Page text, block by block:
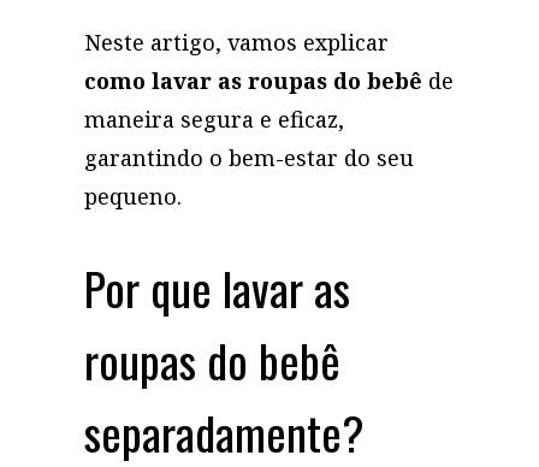
Neste artigo, vamos explicar
como lavar as roupas do bebê de
maneira segura e eficaz,
garantindo o bem-estar do seu
pequeno.
Por que lavar as
roupas do bebê
separadamente?